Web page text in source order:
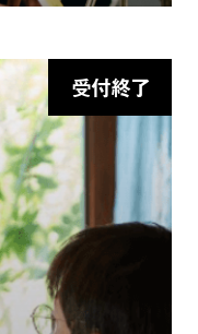
受付終了